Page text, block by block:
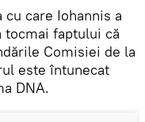
care Iohannis a
tocmai faptului că
Comisiei de la
este întunecat
DNA.